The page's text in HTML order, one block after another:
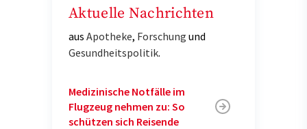
Aktuelle Nachrichten
aus Apotheke, Forschung und
Gesundheitspolitik.
Medizinische Notfälle im
Flugzeug nehmen zu: So
schützen sich Reisende